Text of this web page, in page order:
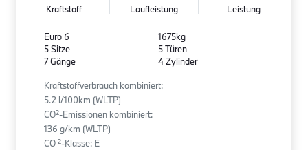
Kraftstoff Laufleistung Leistung
Euro 6
5 Sitze
7 Gänge
1675kg
5 Türen
4 Zylinder
Kraftstoffverbrauch kombiniert:
5.2 l/100km (WLTP)
CO2-Emissionen kombiniert:
136 g/km (WLTP)
CO 2-Klasse: E